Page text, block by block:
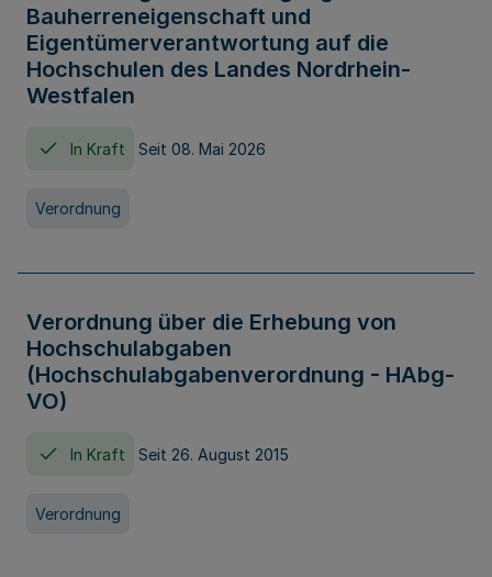
Bauherreneigenschaft und
Eigentümerverantwortung auf die
Hochschulen des Landes Nordrhein-
Westfalen
In Kraft Seit 08. Mai 2026
Verordnung
Verordnung über die Erhebung von
Hochschulabgaben
(Hochschulabgabenverordnung - HAbg-
VO)
In Kraft Seit 26. August 2015
Verordnung